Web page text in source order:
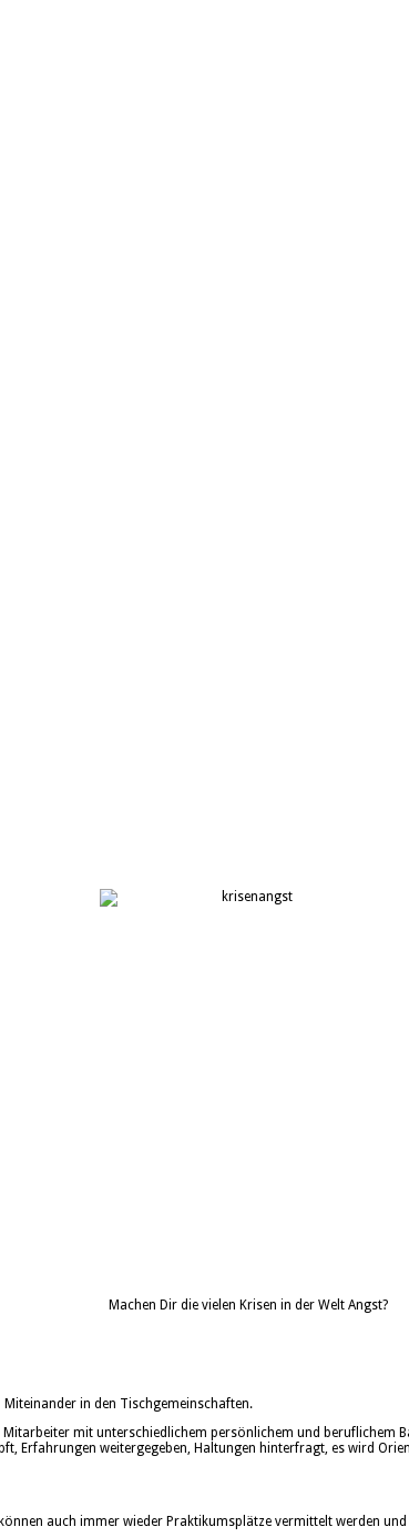
Machen Dir die vielen Krisen in der Welt Angst?
in den Tischgemeinschaften.
mit unterschiedlichem persönlichem und beruflichem
Erfahrungen weitergegeben, Haltungen hinterfragt, es wird
auch immer wieder Praktikumsplätze vermittelt werden